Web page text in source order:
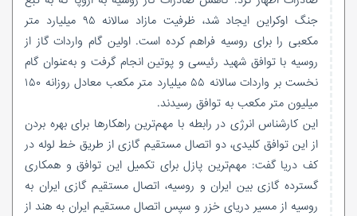
جنگ اوکراین ایجاد شد، ظرفیت مازاد سالانه ۹۵ میلیارد متر
مکعبی را برای روسیه فراهم کرده است. اولین گام واردات گاز از
روسیه با توافق شهید رئیسی و پوتین انجام گرفت و به‌عنوان گام
نخست بر واردات سالانه ۵۵ میلیارد متر مکعب معادل روزانه ۱۵۰
میلیون متر مکعب به توافق رسیدند.
این کارشناس انرژی در رابطه با مهم‌ترین راهکارها برای بهره بردن
از این توافق کلیدی، دو اتصال مستقیم گازی از طریق خط لوله در
کف دریا گفت: مهم‌ترین پازل برای تکمیل این توافق و همکاری
گسترده گازی بین ایران و روسیه، اتصال مستقیم گازی ایران به
روسیه از مسیر دریای خزر و سپس اتصال مستقیم ایران به هند از